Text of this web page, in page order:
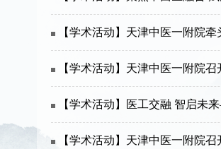
【学术活动】天津中医一附院
【学术活动】天津中医一附院
【学术活动】医工交融 智启未
【学术活动】天津中医一附院